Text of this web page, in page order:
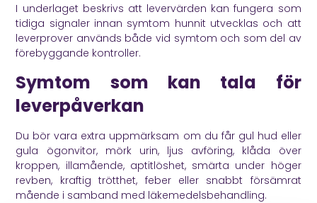
I underlaget beskrivs att levervärden kan fungera som
tidiga signaler innan symtom hunnit utvecklas och att
leverprover används både vid symtom och som del av
förebyggande kontroller.
Symtom som kan tala för
leverpåverkan
Du bör vara extra uppmärksam om du får gul hud eller
gula ögonvitor, mörk urin, ljus avföring, klåda över
kroppen, illamående, aptitlöshet, smärta under höger
revben, kraftig trötthet, feber eller snabbt försämrat
mående i samband med läkemedelsbehandling.